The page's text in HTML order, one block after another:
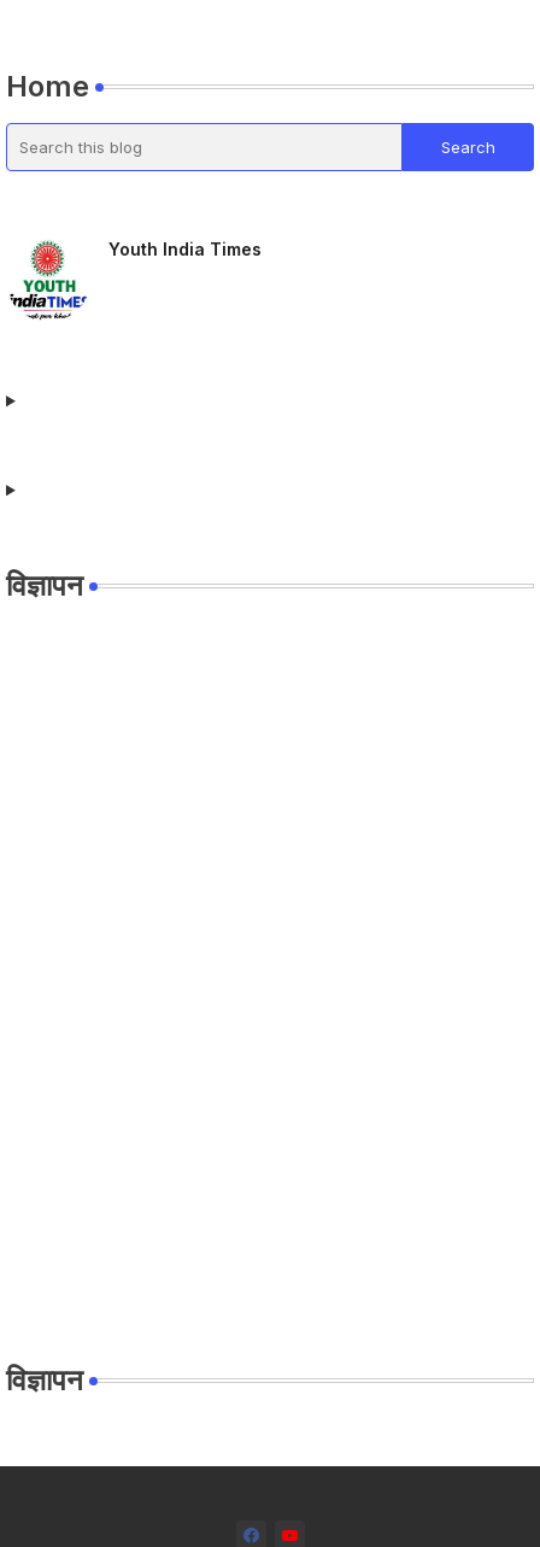
Home
Youth India Times
विज्ञापन
विज्ञापन